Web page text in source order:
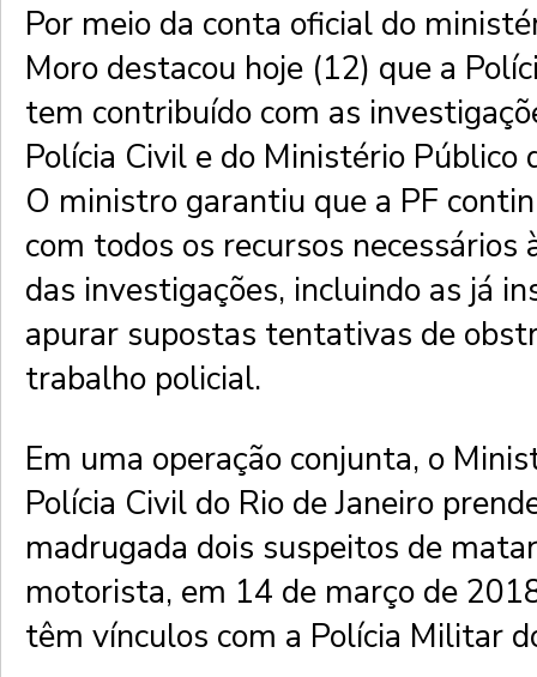
Por meio da conta oficial do
Moro destacou hoje (12) que a
tem contribuído com as
Polícia Civil e do Ministério Público
O ministro garantiu que a PF
com todos os recursos necessários
das investigações, incluindo as já
apurar supostas tentativas de
trabalho policial.
Em uma operação conjunta, o
Polícia Civil do Rio de Janeiro
madrugada dois suspeitos de
motorista, em 14 de março de
têm vínculos com a Polícia Militar